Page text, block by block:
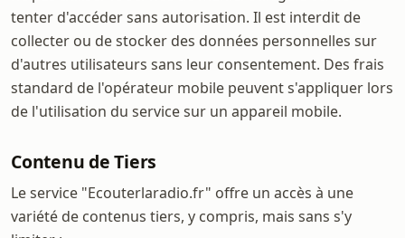
tenter d'accéder sans autorisation. Il est interdit de
collecter ou de stocker des données personnelles sur
d'autres utilisateurs sans leur consentement. Des frais
standard de l'opérateur mobile peuvent s'appliquer lors
de l'utilisation du service sur un appareil mobile.
Contenu de Tiers
Le service "Ecouterlaradio.fr" offre un accès à une
variété de contenus tiers, y compris, mais sans s'y